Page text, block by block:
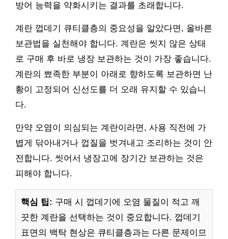
방어 능력을 약화시키는 결과를 초래합니다.
계란 껍데기 큐티클층의 중요성을 알았다면, 올바른
보관법을 실천해야 합니다. 계란은 씻지 않은 상태
로 구매 후 바로 냉장 보관하는 것이 가장 좋습니다.
계란의 뾰족한 부분이 아래로 향하도록 보관하면 난
황이 고정되어 신선도를 더 오래 유지할 수 있습니
다.
만약 오염이 의심되는 계란이라면, 사용 직전에 가
볍게 닦아내거나 껍질을 벗겨내고 조리하는 것이 안
전합니다. 씻어서 냉장고에 장기간 보관하는 것은
피해야 합니다.
핵심 팁: 구매 시 껍데기에 오염 물질이 적고 깨
끗한 계란을 선택하는 것이 중요합니다. 껍데기
표면의 백탁 현상은 큐티클층과는 다른 문제이므